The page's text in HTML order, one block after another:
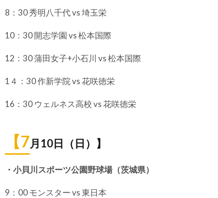
8：30 秀明八千代 vs 埼玉栄
10：30 開志学園 vs 松本国際
12：30 蒲田女子+小石川 vs 松本国際
1４：30 作新学院 vs 花咲徳栄
16：30 ウェルネス高校 vs 花咲徳栄
【7月10日（日）】
・小貝川スポーツ公園野球場（茨城県）
9：00 モンスター vs 東日本